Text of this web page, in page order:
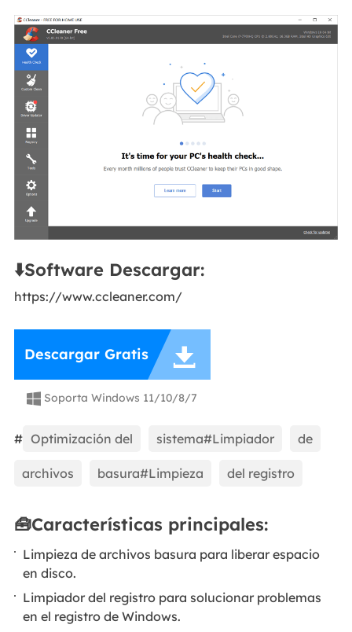
⬇️Software Descargar:
https://www.ccleaner.com/
Descargar Gratis 
 Soporta Windows 11/10/8/7
# Optimización del sistema#Limpiador de
archivos basura#Limpieza del registro
🧰Características principales:
Limpieza de archivos basura para liberar espacio
en disco.
Limpiador del registro para solucionar problemas
en el registro de Windows.